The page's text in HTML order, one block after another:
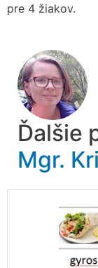
pre 4 žiakov.
Ďalšie
Mgr.